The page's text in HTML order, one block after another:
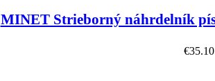
MINET Strieborný náhrdelník
€35.10